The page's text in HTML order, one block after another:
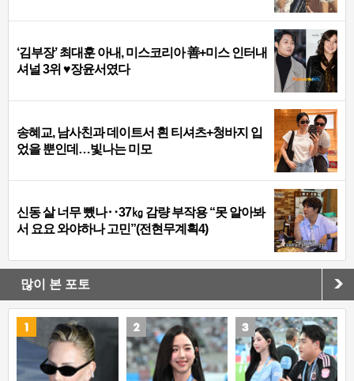
‘김부장’ 최대훈 아내, 미스코리아 善+미스 인터내
셔널 3위 ♥장윤서였다
송혜교, 남사친과 데이트서 흰 티셔츠+청바지 입
었을 뿐인데…빛나는 미모
신동 살 너무 뺐나‥37㎏ 감량 부작용 “못 알아봐
서 요요 와야하나 고민”(전현무계획4)
많이 본 포토